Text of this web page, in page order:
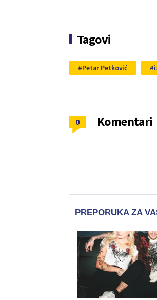
Tagovi
Petar Petković
Komentari
0
PREPORUKA ZA